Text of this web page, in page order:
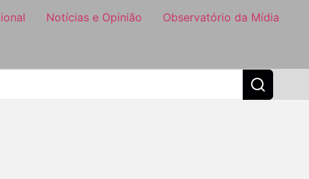
Notícias e Opinião Observatório da Mídia